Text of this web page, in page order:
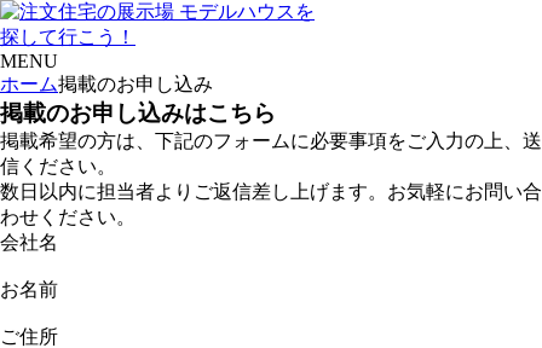
モデルハウスを
探して行こう！
MENU
ホーム掲載のお申し込み
掲載のお申し込みはこちら
掲載希望の方は、下記のフォームに必要事項をご入力の上、送
信ください。
数日以内に担当者よりご返信差し上げます。お気軽にお問い合
わせください。
会社名
お名前
ご住所